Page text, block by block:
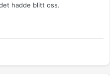
hadde blitt oss.